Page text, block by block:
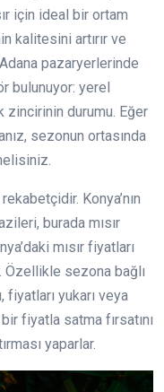
için ideal bir ortam
kalitesini artırır ve
pazaryerlerinde
bulunuyor: yerel
durumu. Eğer
sezonun ortasında
Konya’nın
burada mısır
mısır fiyatları
Özellikle sezona bağlı
fiyatları yukarı veya
fiyatla satma fırsatını
yaparlar.